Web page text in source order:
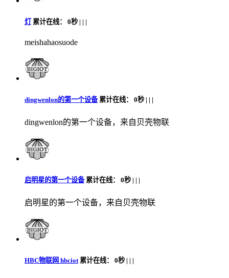
灯 累计在线： 0秒 | | |
meishahaosuode
dingwenlon的第一个设备累计在线： 0秒 | | |
dingwenlon的第一个设备，来自贝壳物联
启明星的第一个设备累计在线： 0秒 | | |
启明星的第一个设备，来自贝壳物联
HBC物联网 hbciot累计在线： 0秒 | | |